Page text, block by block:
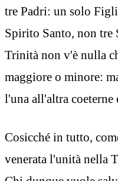
tre Padri: un solo
Spirito Santo, non tre
Trinità non v'è nulla
maggiore o minore:
l'una all'altra coeterne
Cosicché in tutto,
venerata l'unità nella